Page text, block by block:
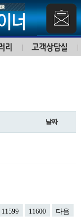
날짜
11599 11600
다음